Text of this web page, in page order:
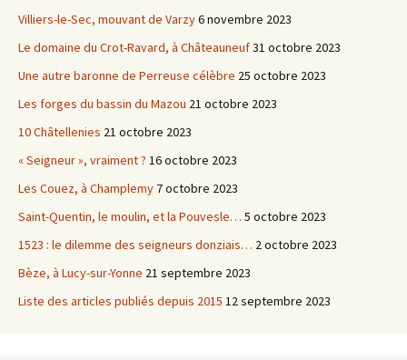
Villiers-le-Sec, mouvant de Varzy6 novembre 2023
Le domaine du Crot-Ravard, à Châteauneuf31 octobre 2023
Une autre baronne de Perreuse célèbre 25 octobre 2023
Les forges du bassin du Mazou 21 octobre 2023
10 Châtellenies 21 octobre 2023
« Seigneur », vraiment ? 16 octobre 2023
Les Couez, à Champlemy 7 octobre 2023
Saint-Quentin, le moulin, et la Pouvesle… 5 octobre 2023
1523 : le dilemme des seigneurs donziais… 2 octobre 2023
Bèze, à Lucy-sur-Yonne 21 septembre 2023
Liste des articles publiés depuis 2015 12 septembre 2023